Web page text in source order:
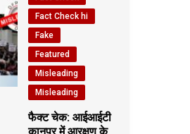
Fact Check hi
Fake
Featured
Misleading
Misleading
फैक्ट चेक: आईआईटी